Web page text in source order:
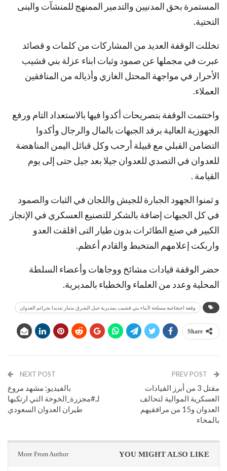
المستمرة بحق المدنيين والتدمير الممنهج للمنشآت والبنى
التحتية.
تخللت الوقفة العديد من المشاركات من كلمات و قصائد
عبرت في مجملها عن صمود وثبات ابناء عزلة بني قشيب
الأحرار في مواجهة المحتل الغازي وأذياله من المنافقين
العملاء.
واختتمت الوقفة بتصريحات أكدوا فيها بالاستعداد التام ورفع
الجهوزية العالية برفد الجبهات بالمال والرجال وأكدوا
التضامن القبلي مع قبيلة أرحب وكل قبائل اليمن المناهضة
للعدوان في التصدي للعدوان جيلا بعد جيل حتى إلى يوم
القيامة .
و ثمنوا الجهود الجبارة للجيش واللجان في الثبات والصمود
في كل الجبهات إضافة بالشكر للتصنيع العسكري في الإنجاز
الكبير في صنع الطائرات بدون طيار التى اقلقت العدو
واربكت إعلامهم المتخبط والقادم أعظم.
حضر الوقفة قيادات مشائخ ووجاهات وأعضاء السلطة
المحلية وعدد من العلماء والخطباء بالمديرية.
وقفة احتجاجية مسلحة لأبناء بني قشيب بمديرية جبل الشرق بذمار تنديدا بجرائم العدوان
Share
مقتل 3 من أبرز القيادات
العسكرية الموالية لتحالف
العدوان و15 من مرافقيهم
بالمخاء
NEXT POST
بالفيديو: مشهد مروع
لـ#مجزرة_الخوخة التي ارتكبها
طيران العدوان السعودي
YOU MIGHT ALSO LIKE
More From Author